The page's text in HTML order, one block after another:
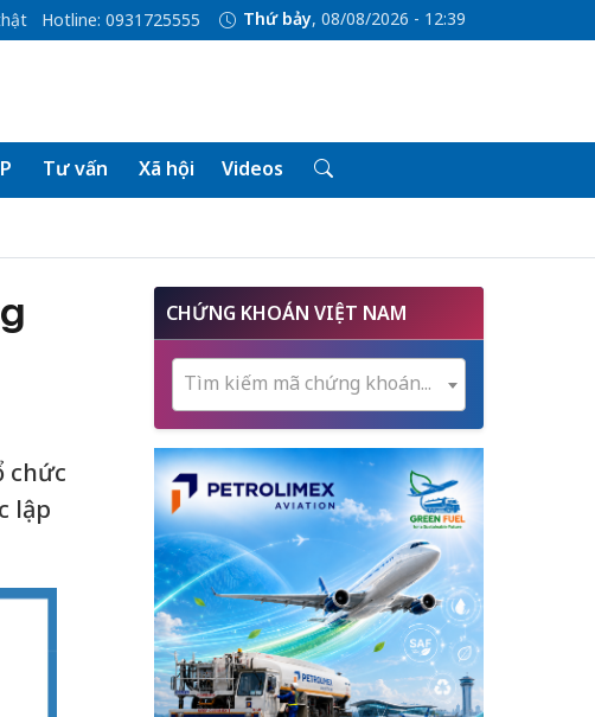
Hotline: 0931725555 Thứ bảy, 08/08/2026 - 12:39
Tư vấn Xã hội Videos
chức
lập
CHỨNG KHOÁN VIỆT NAM
Tìm kiếm mã chứng khoán...